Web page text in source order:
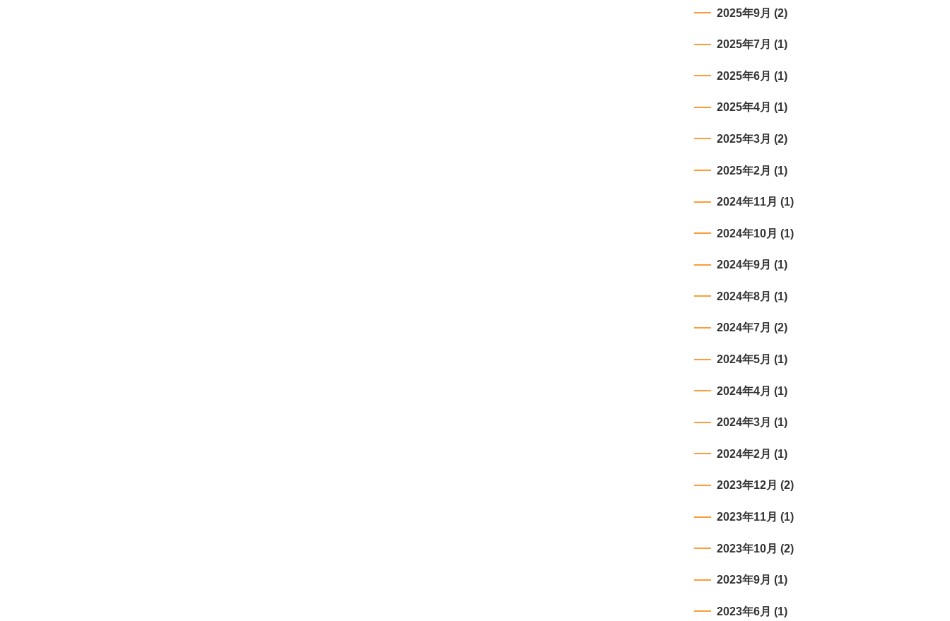
2025年9月 (2)
2025年7月 (1)
2025年6月 (1)
2025年4月 (1)
2025年3月 (2)
2025年2月 (1)
2024年11月 (1)
2024年10月 (1)
2024年9月 (1)
2024年8月 (1)
2024年7月 (2)
2024年5月 (1)
2024年4月 (1)
2024年3月 (1)
2024年2月 (1)
2023年12月 (2)
2023年11月 (1)
2023年10月 (2)
2023年9月 (1)
2023年6月 (1)